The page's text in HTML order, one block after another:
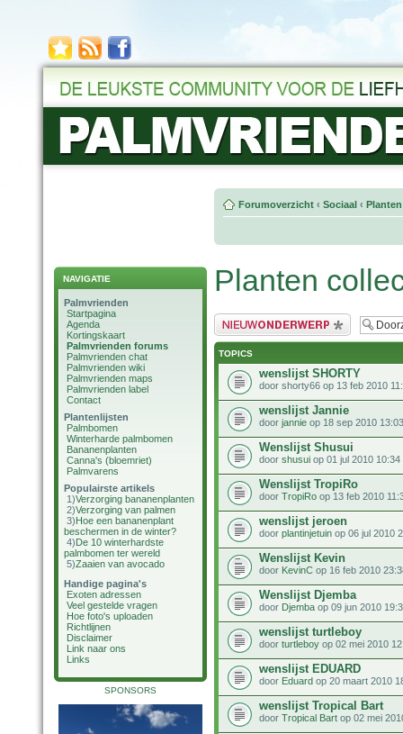
NAVIGATIE
Palmvrienden
Startpagina
Agenda
Kortingskaart
Palmvrienden forums
Palmvrienden chat
Palmvrienden wiki
Palmvrienden maps
Palmvrienden label
Contact
Plantenlijsten
Palmbomen
Winterharde palmbomen
Bananenplanten
Canna's (bloemriet)
Palmvarens
Populairste artikels
1)Verzorging bananenplanten
2)Verzorging van palmen
3)Hoe een bananenplant
beschermen in de winter?
4)De 10 winterhardste
palmbomen ter wereld
5)Zaaien van avocado
Handige pagina's
Exoten adressen
Veel gestelde vragen
Hoe foto's uploaden
Richtlijnen
Disclaimer
Link naar ons
Links
SPONSORS
Forumoverzicht ‹ Sociaal ‹
Planten
Plaats een nieuw bericht
TOPICS
wenslijst SHORTY
door shorty66 op 13 feb 2010
wenslijst Jannie
door jannie op 18 sep 2010 13:03
Wenslijst Shusui
door shusui op 01 jul 2010 10:34
Wenslijst TropiRo
door TropiRo op 13 feb 2010
wenslijst jeroen
door plantinjetuin op 06 jul 2010
Wenslijst Kevin
door KevinC op 16 feb 2010
Wenslijst Djemba
door Djemba op 09 jun 2010
wenslijst turtleboy
door turtleboy op 02 mei 2010
wenslijst EDUARD
door Eduard op 20 maart 2010
wenslijst Tropical Bart
door Tropical Bart op 02 mei